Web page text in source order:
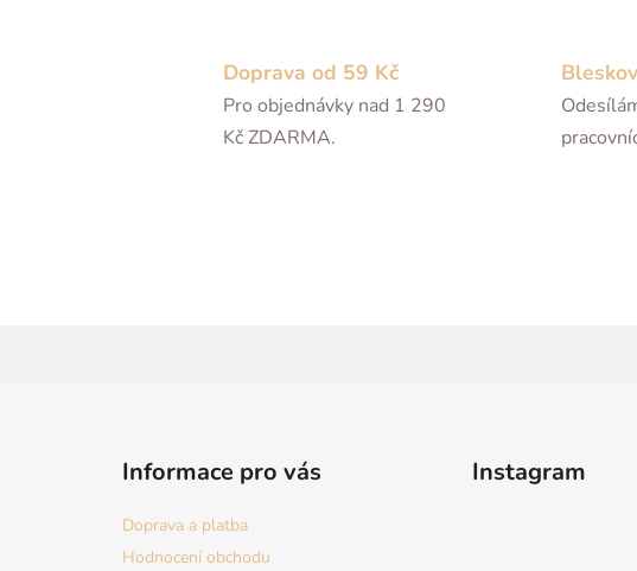
Doprava od 59 Kč
Pro objednávky nad 1 290
Kč ZDARMA.
Informace pro vás
Doprava a platba
Hodnocení obchodu
Instagram